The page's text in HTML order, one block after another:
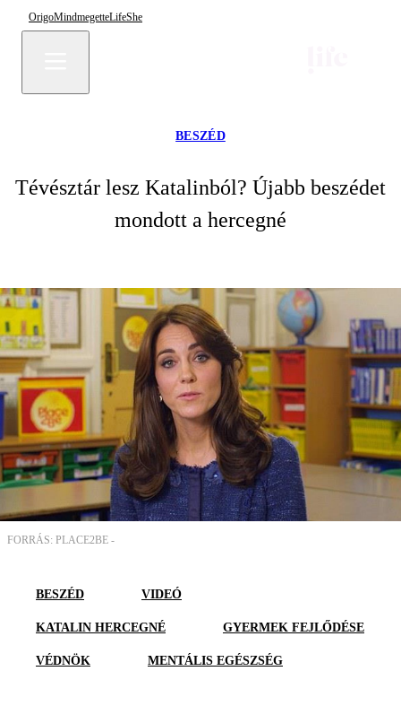
OrigoMindmegetteLifeShe
BESZÉD
Tévésztár lesz Katalinból? Újabb beszédet
mondott a hercegné
FORRÁS: PLACE2BE -
BESZÉD VIDEÓ
KATALIN HERCEGNÉ GYERMEK FEJLŐDÉSE
VÉDNÖK MENTÁLIS EGÉSZSÉG